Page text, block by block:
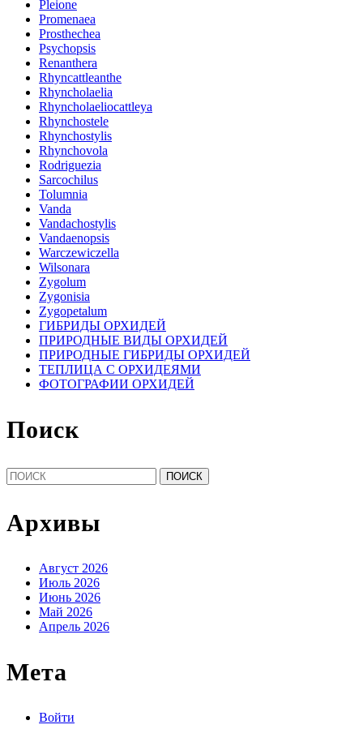
Pleione
Promenaea
Prosthechea
Psychopsis
Renanthera
Rhyncattleanthe
Rhyncholaelia
Rhyncholaeliocattleya
Rhynchostele
Rhynchostylis
Rhynchovola
Rodriguezia
Sarcochilus
Tolumnia
Vanda
Vandachostylis
Vandaenopsis
Warczewiczella
Wilsonara
Zygolum
Zygonisia
Zygopetalum
ГИБРИДЫ ОРХИДЕЙ
ПРИРОДНЫЕ ВИДЫ ОРХИДЕЙ
ПРИРОДНЫЕ ГИБРИДЫ ОРХИДЕЙ
ТЕПЛИЦА С ОРХИДЕЯМИ
ФОТОГРАФИИ ОРХИДЕЙ
Поиск
Найти:
Архивы
Август 2026
Июль 2026
Июнь 2026
Май 2026
Апрель 2026
Мета
Войти